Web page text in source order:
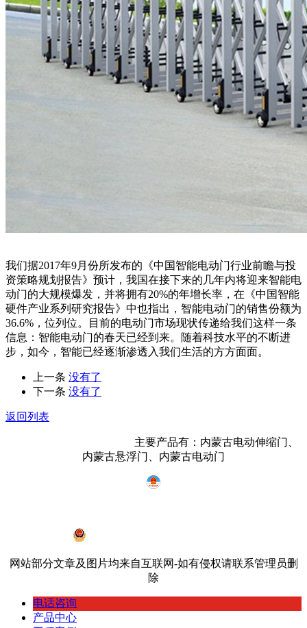
我们据2017年9月份所发布的《中国智能电动门行业前瞻与投
资策略规划报告》预计，我国在接下来的几年内将迎来智能电
动门的大规模爆发，并将拥有20%的年增长率，在《中国智能
硬件产业系列研究报告》中也指出，智能电动门的销售份额为
36.6%，位列位。目前的电动门市场现状传递给我们这样一条
信息：智能电动门的春天已经到来。随着科技水平的不断进
步，如今，智能已经逐渐渗透入我们生活的方方面面。
上一条 没有了
下一条 没有了
返回列表
主要产品有：内蒙古电动伸缩门、
内蒙古悬浮门、内蒙古电动门
网站部分文章及图片均来自互联网-如有侵权请联系管理员删
除
电话咨询
产品中心